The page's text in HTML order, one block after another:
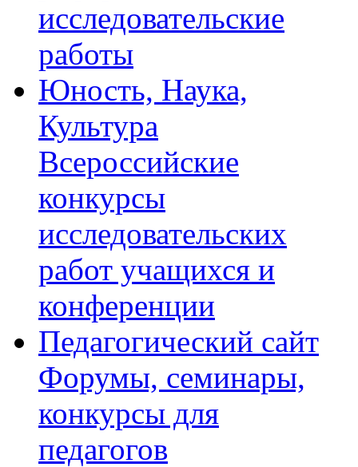
исследовательские
работы
Юность, Наука,
Культура
Всероссийские
конкурсы
исследовательских
работ учащихся и
конференции
Педагогический сайт
Форумы, семинары,
конкурсы для
педагогов